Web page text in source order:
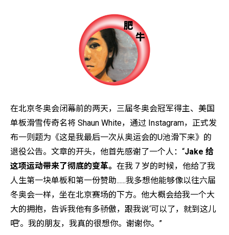
在北京冬奥会闭幕前的两天，三届冬奥会冠军得主、美国
单板滑雪传奇名将 Shaun White，通过 Instagram，正式发
布一则题为《这是我最后一次从奥运会的U池滑下来》的
退役公告。文章的开头，他首先感谢了一个人：“Jake 给
这项运动带来了彻底的变革。 在我 7 岁的时候，他给了我
人生第一块单板和第一份赞助......我多想他能够像以往六届
冬奥会一样，坐在北京赛场的下方。他大概会给我一个大
大的拥抱，告诉我他有多骄傲，跟我说‘可以了，就到这儿
吧’。我的朋友，我真的很想你。谢谢你。”